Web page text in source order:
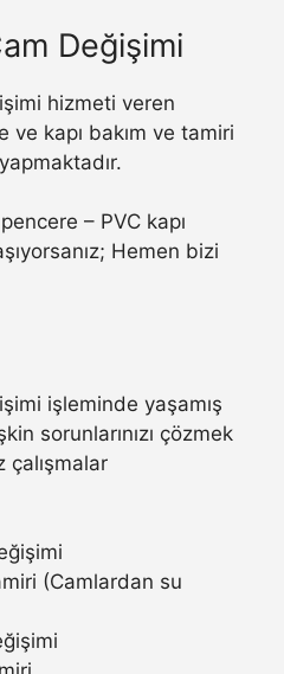
Değişimi
hizmeti veren
ve kapı bakım ve tamiri
– PVC kapı
Hemen bizi
işleminde yaşamış
sorunlarınızı çözmek
çalışmalar
(Camlardan su